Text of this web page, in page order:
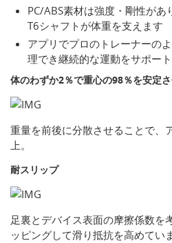
PC/ABS素材は強度・剛性が
T6シャフトが体重を支えます
アプリでプロのトレーナーの
理でき継続的な運動をサポート
体のわずか2％で重心の98％を安定
重量を前後に分散させることで、
上。
耐スリップ
足裏とデバイス表面の摩擦係数を
ッピングして滑り抵抗を高めてい